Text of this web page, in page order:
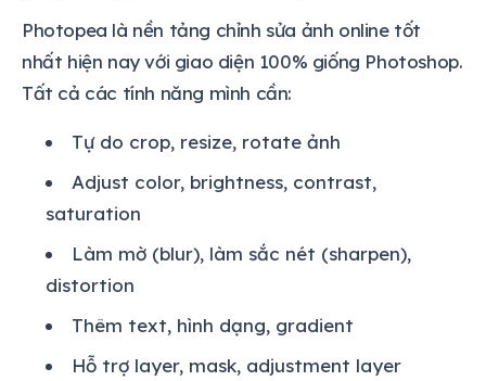
Photopea là nền tảng chỉnh sửa ảnh online tốt
nhất hiện nay với giao diện 100% giống Photoshop.
Tất cả các tính năng mình cần:
Tự do crop, resize, rotate ảnh
Adjust color, brightness, contrast,
saturation
Làm mờ (blur), làm sắc nét (sharpen),
distortion
Thêm text, hình dạng, gradient
Hỗ trợ layer, mask, adjustment layer